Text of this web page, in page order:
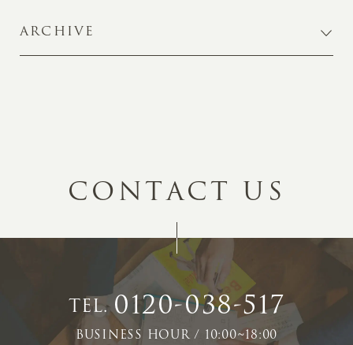
ARCHIVE
CONTACT US
TEL.0120-038-517
BUSINESS HOUR / 10:00~18:00